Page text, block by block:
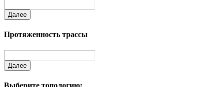
Далее
Протяженность трассы
Далее
Выберите топологию: